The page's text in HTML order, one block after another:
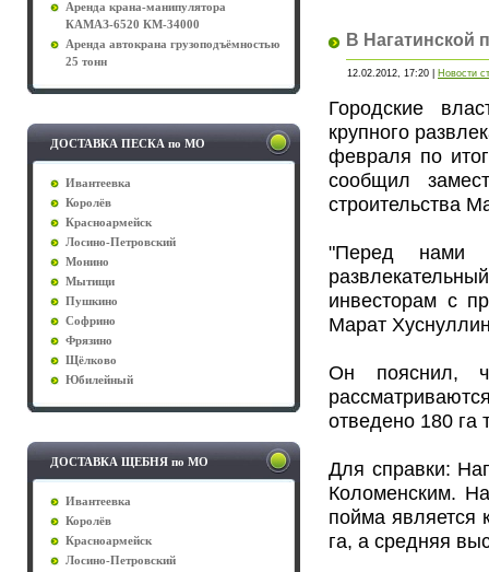
Аренда крана-манипулятора
КАМАЗ-6520 КМ-34000
Аренда автокрана грузоподъёмностью
25 тонн
ДОСТАВКА ПЕСКА по МО
Ивантеевка
Королёв
Красноармейск
Лосино-Петровский
Монино
Мытищи
Пушкино
Софрино
Фрязино
Щёлково
Юбилейный
ДОСТАВКА ЩЕБНЯ по МО
Ивантеевка
Королёв
Красноармейск
Лосино-Петровский
В Нагатинской
12.02.2012, 17:20 | Новости
Городские
крупного
февраля по
сообщил
строительства
"Перед нами
инвесторам с
Марат
Он пояснил,
отведено 180 га
Для справки:
Коломенским.
пойма является
га, а средняя